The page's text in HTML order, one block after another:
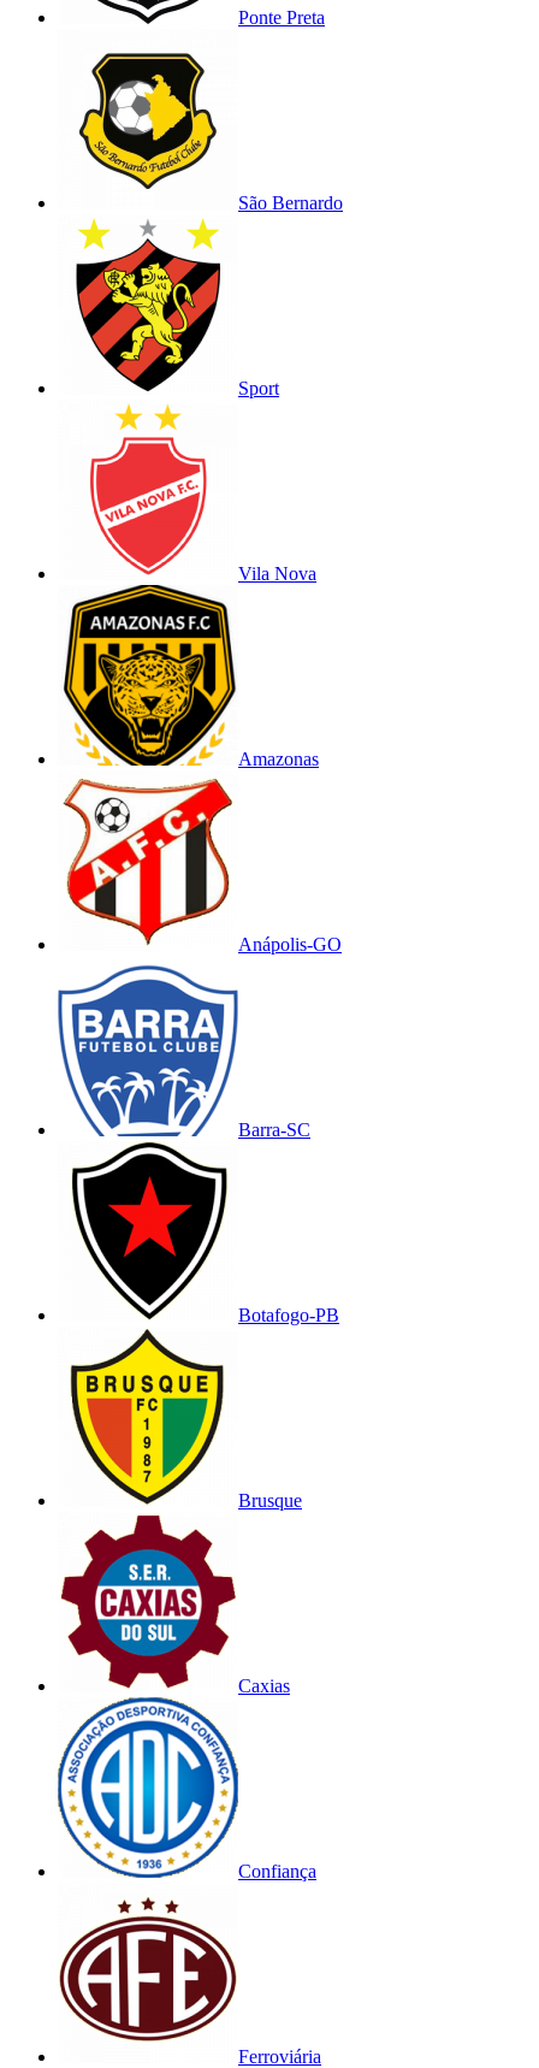
Ponte Preta
São Bernardo
Sport
Vila Nova
Amazonas
Anápolis-GO
Barra-SC
Botafogo-PB
Brusque
Caxias
Confiança
Ferroviária